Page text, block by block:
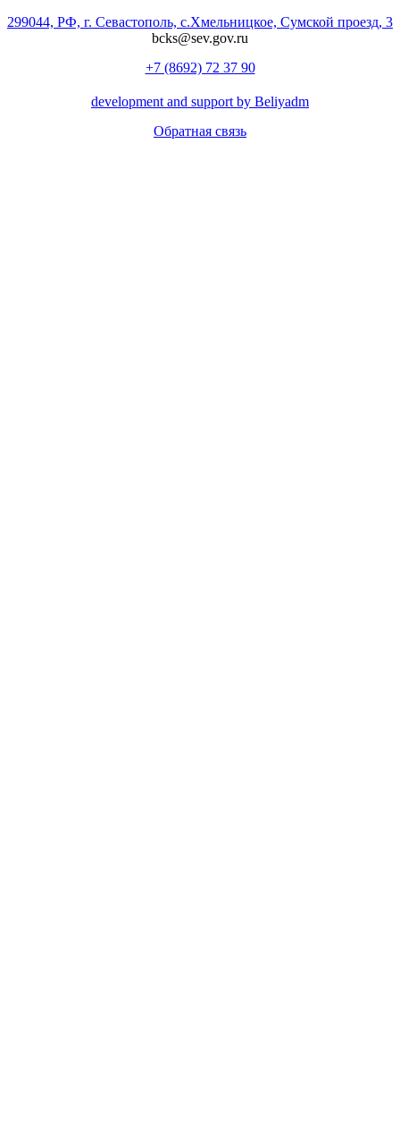
299044, РФ, г. Севастополь, с.Хмельницкое, Сумской проезд, 3
bcks@sev.gov.ru
+7 (8692) 72 37 90
development and support by Beliyadm
Обратная связь